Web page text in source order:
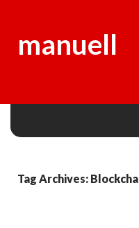
manuell
Tag Archives: